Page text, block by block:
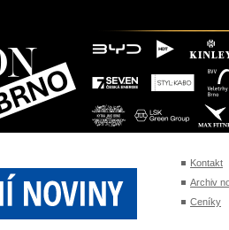
Kontakt
Archiv
Ceníky